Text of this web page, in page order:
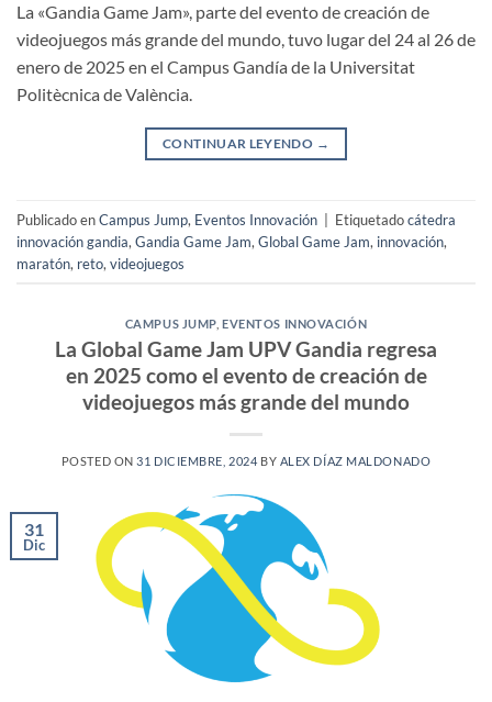
La «Gandia Game Jam», parte del evento de creación de
videojuegos más grande del mundo, tuvo lugar del 24 al 26 de
enero de 2025 en el Campus Gandía de la Universitat
Politècnica de València.
CONTINUAR LEYENDO →
Publicado enCampus Jump, Eventos Innovación Etiquetadocátedra
innovación gandia, Gandia Game Jam, Global Game Jam, innovación,
maratón, reto, videojuegos
CAMPUS JUMP,EVENTOS INNOVACIÓN
La Global Game Jam UPV Gandia regresa
en 2025 como el evento de creación de
videojuegos más grande del mundo
POSTED ON31 DICIEMBRE, 2024 BY ALEX DÍAZ MALDONADO
31
Dic